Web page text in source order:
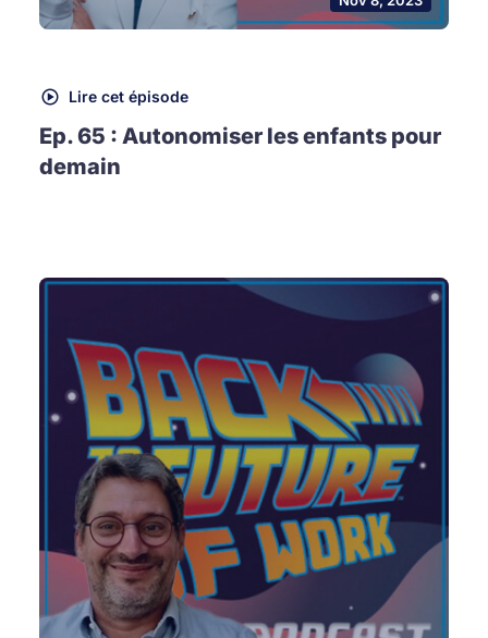
Lire cet épisode
Ep. 65 : Autonomiser les enfants pour
demain